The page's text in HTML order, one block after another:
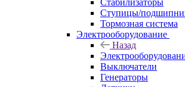
Стабилизаторы
Ступицы/
Тормозная система
Электрооборудование
Назад
Выключатели
Генераторы